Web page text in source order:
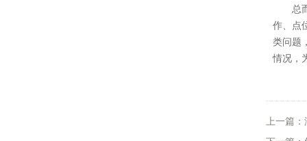
总而
作、点
类问题
情况，
上一篇：